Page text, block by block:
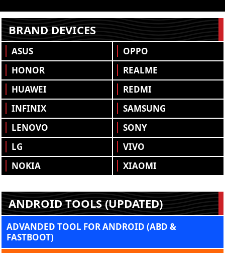
BRAND DEVICES
ASUS
HONOR
HUAWEI
INFINIX
LENOVO
LG
NOKIA
OPPO
REALME
REDMI
SAMSUNG
SONY
VIVO
XIAOMI
ANDROID TOOLS (UPDATED)
ADVANDED TOOL FOR ANDROID (ABD &
FASTBOOT)